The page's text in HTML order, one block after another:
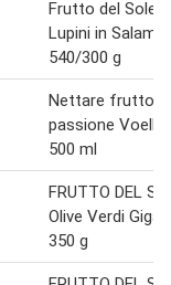
Frutto del Sole
Lupini in
540/300 g
Nettare frutto
passione Voelkel
500 ml
FRUTTO DEL
Olive Verdi
350 g